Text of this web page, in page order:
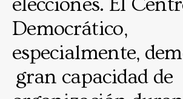
elecciones. El
Democrático,
especialmente,
gran capacidad de